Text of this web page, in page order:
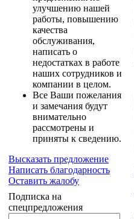
улучшению нашей
работы, повышению
качества
обслуживания,
написать о
недостатках в работе
наших сотрудников и
компании в целом.
Все Ваши пожелания
и замечания будут
внимательно
рассмотрены и
приняты к сведению.
Высказать предложение
Написать благодарность
Оставить жалобу
Подписка на
спецпредложения